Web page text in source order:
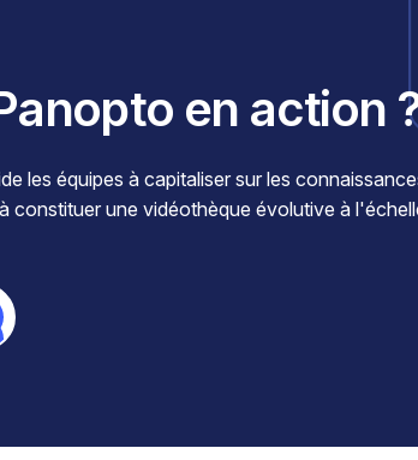
en action
les équipes à capitaliser sur les
constituer une vidéothèque évolutive à